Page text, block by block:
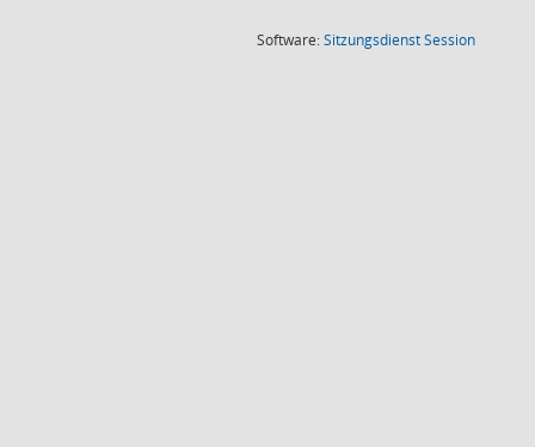
Software:SitzungsdienstSession(Wird in